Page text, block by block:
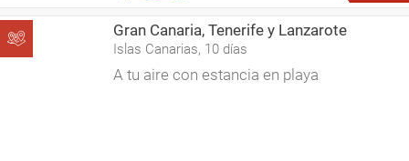
Gran Canaria, Tenerife y Lanzarote
Islas Canarias, 10 días
A tu aire con estancia en playa